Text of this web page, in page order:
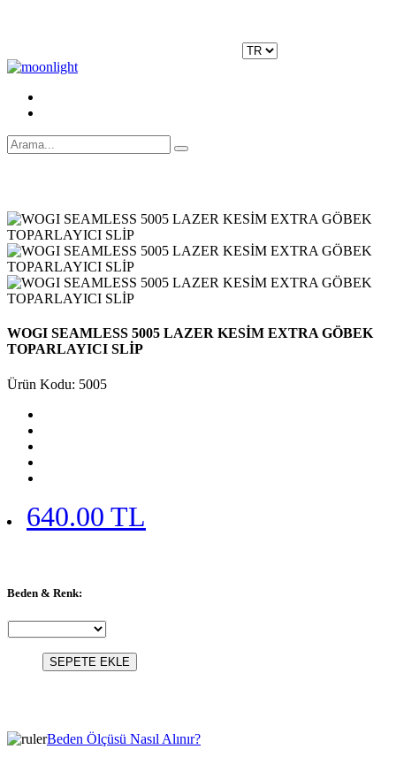
WOGI SEAMLESS 5005 LAZER KESİM EXTRA GÖBEK
TOPARLAYICI SLİP
Ürün Kodu: 5005
640.00 TL
Beden & Renk:
SEPETE EKLE
Beden Ölçüsü Nasıl Alınır?